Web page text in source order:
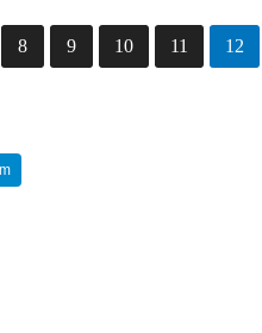
8 9 10 11 12